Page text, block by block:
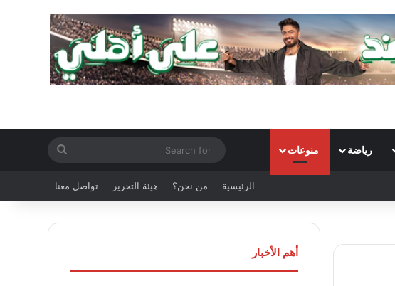
رياضة منوعات
Search
الرئيسية من نحن؟ هيئة التحرير تواصل معنا
أهم الأخبار